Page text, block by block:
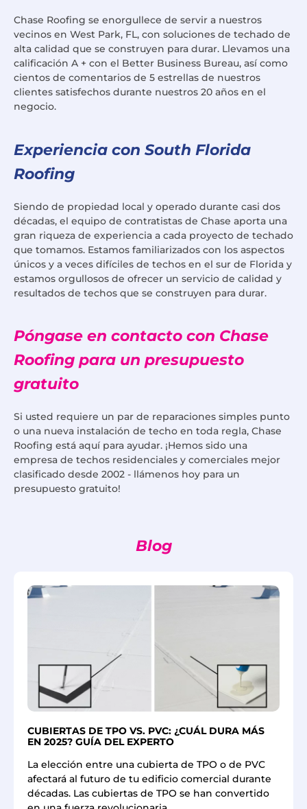
Chase Roofing se enorgullece de servir a nuestros
vecinos en West Park, FL, con soluciones de techado de
alta calidad que se construyen para durar. Llevamos una
calificación A + con el Better Business Bureau, así como
cientos de comentarios de 5 estrellas de nuestros
clientes satisfechos durante nuestros 20 años en el
negocio.
Experiencia con South Florida
Roofing
Siendo de propiedad local y operado durante casi dos
décadas, el equipo de contratistas de Chase aporta una
gran riqueza de experiencia a cada proyecto de techado
que tomamos. Estamos familiarizados con los aspectos
únicos y a veces difíciles de techos en el sur de Florida y
estamos orgullosos de ofrecer un servicio de calidad y
resultados de techos que se construyen para durar.
Póngase en contacto con Chase
Roofing para un presupuesto
gratuito
Si usted requiere un par de reparaciones simples punto
o una nueva instalación de techo en toda regla, Chase
Roofing está aquí para ayudar. ¡Hemos sido una
empresa de techos residenciales y comerciales mejor
clasificado desde 2002 - llámenos hoy para un
presupuesto gratuito!
Blog
CUBIERTAS DE TPO VS. PVC: ¿CUÁL DURA MÁS
EN 2025? GUÍA DEL EXPERTO
La elección entre una cubierta de TPO o de PVC
afectará al futuro de tu edificio comercial durante
décadas. Las cubiertas de TPO se han convertido